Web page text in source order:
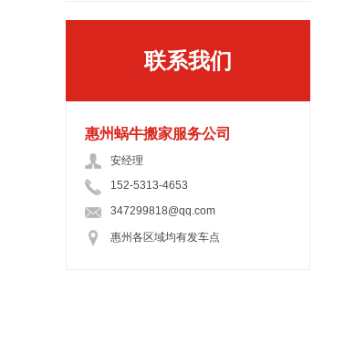
联系我们
惠州蜗牛搬家服务公司
安经理
152-5313-4653
347299818@qq.com
惠州各区域均有发车点